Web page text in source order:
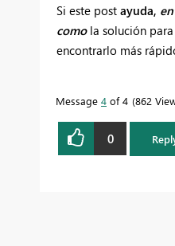
Si este post ayuda,
como la solución
encontrarlo más
Message 4 of 4 862
0